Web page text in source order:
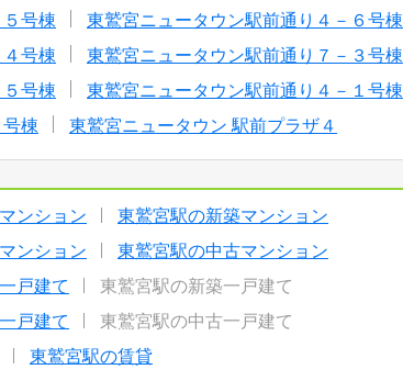
号棟
東鷲宮ニュータウン駅前通り４－６号棟
号棟
東鷲宮ニュータウン駅前通り７－３号棟
号棟
東鷲宮ニュータウン駅前通り４－１号棟
棟
東鷲宮ニュータウン 駅前プラザ４
ンション
東鷲宮駅の新築マンション
ンション
東鷲宮駅の中古マンション
戸建て
東鷲宮駅の新築一戸建て
戸建て
東鷲宮駅の中古一戸建て
東鷲宮駅の賃貸